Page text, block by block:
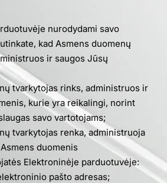
nurodydami savo
kad Asmens duomenų
ir saugos Jūsų
tvarkytojas rinks, administruos ir
kurie yra reikalingi, norint
savo vartotojams;
tvarkytojas renka, administruoja
duomenis
Elektroninėje parduotuvėje:
pašto adresas;